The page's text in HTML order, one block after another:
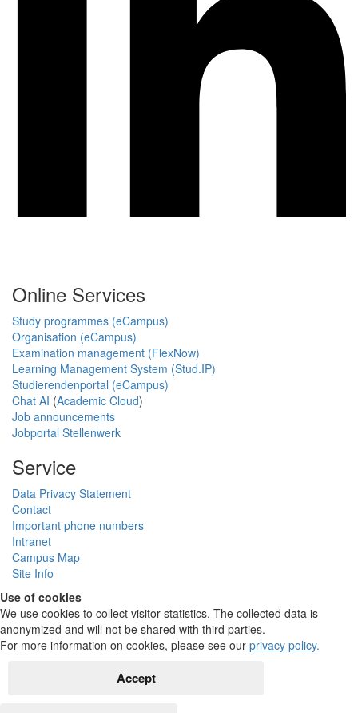
Online Services
Study programmes (eCampus)
Organisation (eCampus)
Examination management (FlexNow)
Learning Management System (Stud.IP)
Studierendenportal (eCampus)
Chat AI (Academic Cloud)
Job announcements
Jobportal Stellenwerk
Service
Data Privacy Statement
Contact
Important phone numbers
Intranet
Campus Map
Site Info
Use of cookies
We use cookies to collect visitor statistics. The collected data is
anonymized and will not be shared with third parties.
For more information on cookies, please see our privacy policy.
Accept